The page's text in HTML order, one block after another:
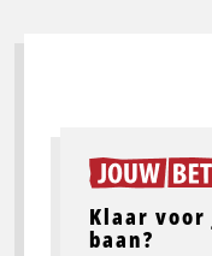
Klaar
baan?